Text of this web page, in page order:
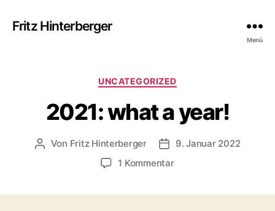
Fritz Hinterberger
Menü
Kategorien
UNCATEGORIZED
2021: what a year!
Beitragsautor
Von Fritz Hinterberger Beitragsdatum
9. Januar 2022
1 Kommentarzu